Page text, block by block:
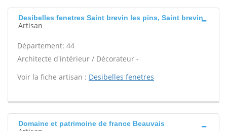
Desibelles fenetres Saint brevin les pins, Saint brevin
Artisan
Département: 44
Architecte d'intérieur / Décorateur -
Voir la fiche artisan : Desibelles fenetres
Domaine et patrimoine de france Beauvais